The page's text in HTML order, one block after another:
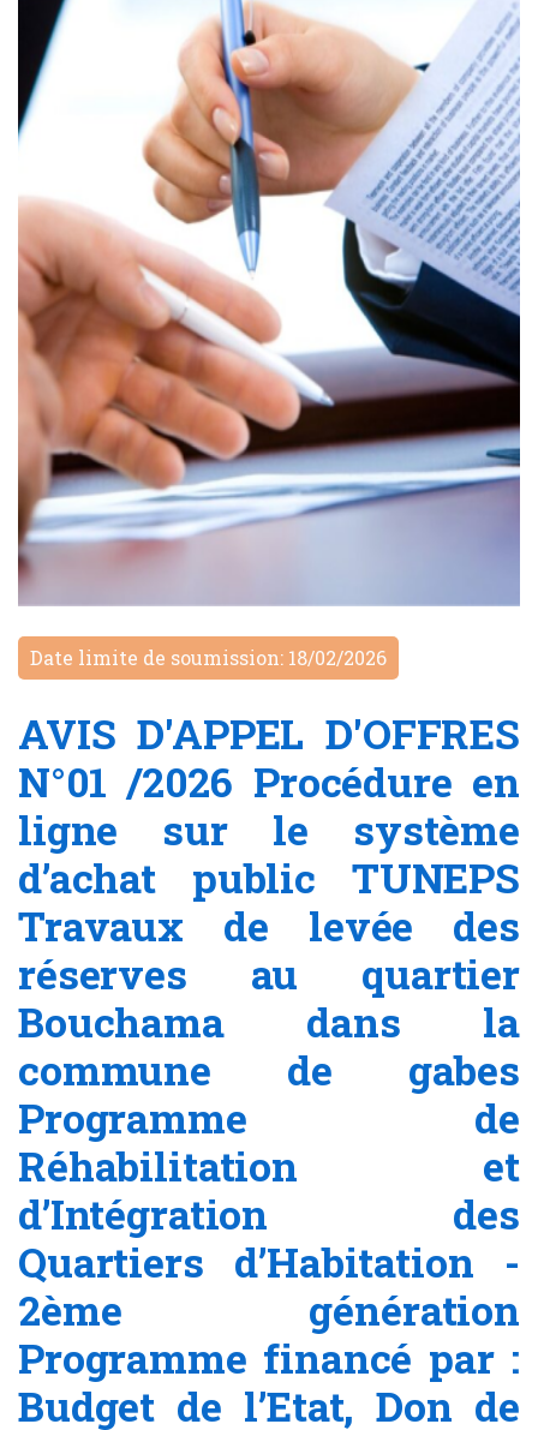
Date limite de soumission: 18/02/2026
AVIS D'APPEL D'OFFRES
N°01 /2026 Procédure en
ligne sur le système
d’achat public TUNEPS
Travaux de levée des
réserves au quartier
Bouchama dans la
commune de gabes
Programme de
Réhabilitation et
d’Intégration des
Quartiers d’Habitation -
2ème génération
Programme financé par :
Budget de l’Etat, Don de